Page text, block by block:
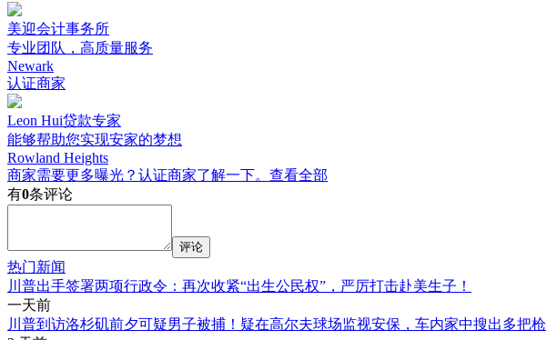
美迎会计事务所
专业团队，高质量服务
Newark
认证商家
Leon Hui贷款专家
能够帮助您实现安家的梦想
Rowland Heights
商家需要更多曝光？认证商家了解一下。 查看全部
有0条评论
评论
热门新闻
川普出手签署两项行政令：再次收紧“出生公民权”，严厉打击赴美生子！
一天前
川普到访洛杉矶前夕可疑男子被捕！疑在高尔夫球场监视安保，车内家中搜出多把枪